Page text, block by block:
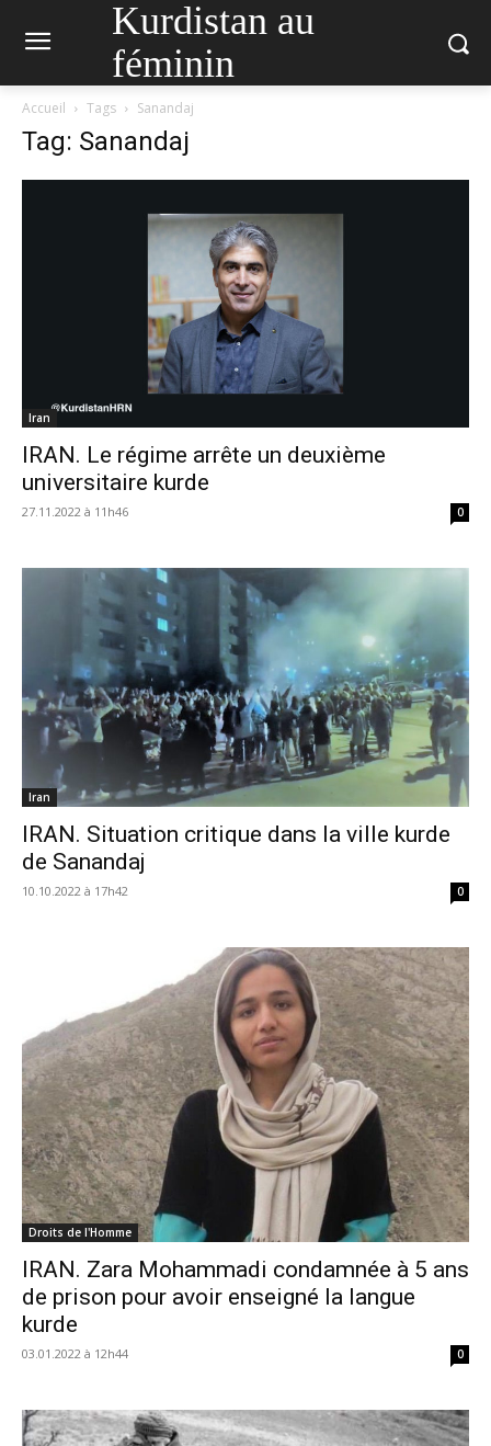
Kurdistan au
féminin
Accueil Tags Sanandaj
Tag: Sanandaj
Iran
IRAN. Le régime arrête un deuxième
universitaire kurde
27.11.2022 à 11h46 0
Iran
IRAN. Situation critique dans la ville kurde
de Sanandaj
10.10.2022 à 17h42 0
Droits de l'Homme
IRAN. Zara Mohammadi condamnée à 5 ans
de prison pour avoir enseigné la langue
kurde
03.01.2022 à 12h44 0